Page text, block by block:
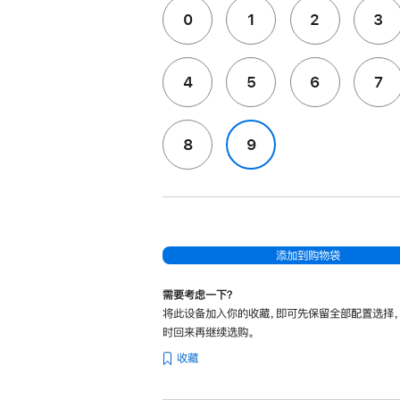
0 1 2 3
4 5 6 7
8 9
添加到购物袋
需要考虑一下？
将此设备加入你的收藏，即可先保留全部配置选择
时回来再继续选购。
收藏